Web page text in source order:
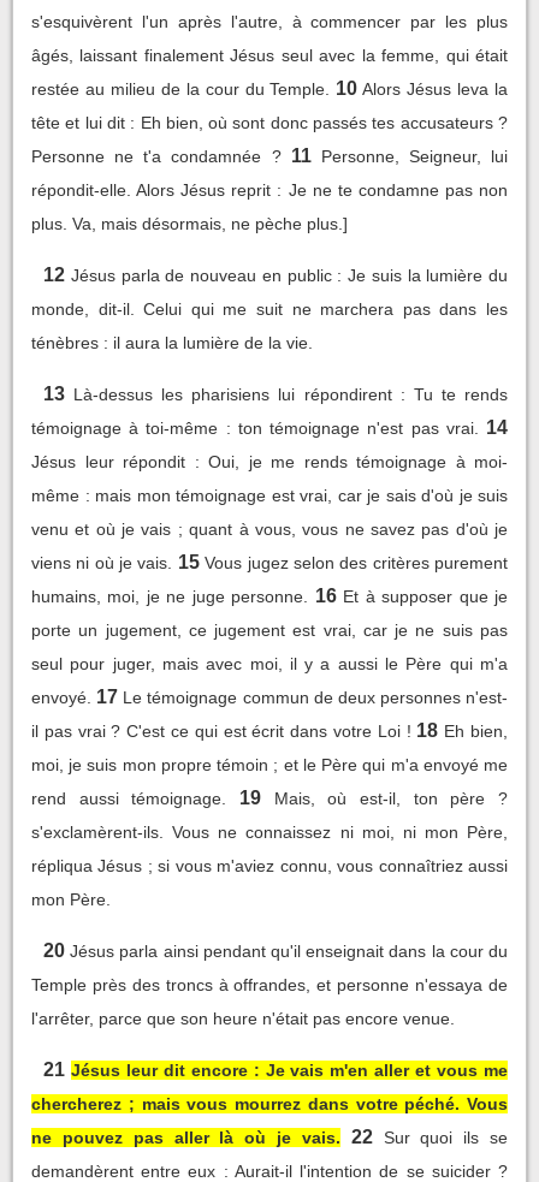
s'esquivèrent l'un après l'autre, à commencer par les plus
âgés, laissant finalement Jésus seul avec la femme, qui était
restée au milieu de la cour du Temple.
10 Alors Jésus leva la
tête et lui dit : Eh bien, où sont donc passés tes accusateurs ?
Personne ne t'a condamnée ? 11 Personne, Seigneur, lui
répondit-elle. Alors Jésus reprit : Je ne te condamne pas non
plus. Va, mais désormais, ne pèche plus.]
12 Jésus parla de nouveau en public : Je suis la lumière du
monde, dit-il. Celui qui me suit ne marchera pas dans les
ténèbres : il aura la lumière de la vie.
13 Là-dessus les pharisiens lui répondirent : Tu te rends
témoignage à toi-même : ton témoignage n'est pas vrai.
14
Jésus leur répondit : Oui, je me rends témoignage à moi-
même : mais mon témoignage est vrai, car je sais d'où je suis
venu et où je vais ; quant à vous, vous ne savez pas d'où je
viens ni où je vais.
15 Vous jugez selon des critères purement
humains, moi, je ne juge personne.
16 Et à supposer que je
porte un jugement, ce jugement est vrai, car je ne suis pas
seul pour juger, mais avec moi, il y a aussi le Père qui m'a
envoyé. 17 Le témoignage commun de deux personnes n'est-
il pas vrai ? C'est ce qui est écrit dans votre Loi ! 18 Eh bien,
moi, je suis mon propre témoin ; et le Père qui m'a envoyé me
rend aussi témoignage.
19
Mais, où est-il, ton père ?
s'exclamèrent-ils. Vous ne connaissez ni moi, ni mon Père,
répliqua Jésus ; si vous m'aviez connu, vous connaîtriez aussi
mon Père.
20 Jésus parla ainsi pendant qu'il enseignait dans la cour du
Temple près des troncs à offrandes, et personne n'essaya de
l'arrêter, parce que son heure n'était pas encore venue.
21 Jésus leur dit encore : Je vais m'en aller et vous me
chercherez ; mais vous mourrez dans votre péché. Vous
ne pouvez pas aller là où je vais.
22 Sur quoi ils se
demandèrent entre eux : Aurait-il l'intention de se suicider ?